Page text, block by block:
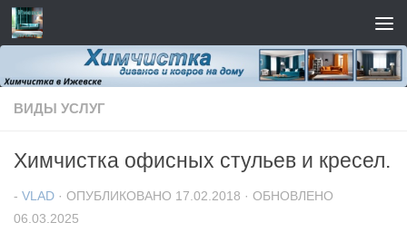
Перейти к содержимому
ВИДЫ УСЛУГ
Химчистка офисных стульев и кресел.
- VLAD · ОПУБЛИКОВАНО 17.02.2018 · ОБНОВЛЕНО
06.03.2025